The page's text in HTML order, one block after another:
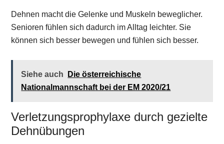
Dehnen macht die Gelenke und Muskeln beweglicher.
Senioren fühlen sich dadurch im Alltag leichter. Sie
können sich besser bewegen und fühlen sich besser.
Siehe auch
Die österreichische
Nationalmannschaft bei der EM 2020/21
Verletzungsprophylaxe durch gezielte
Dehnübungen